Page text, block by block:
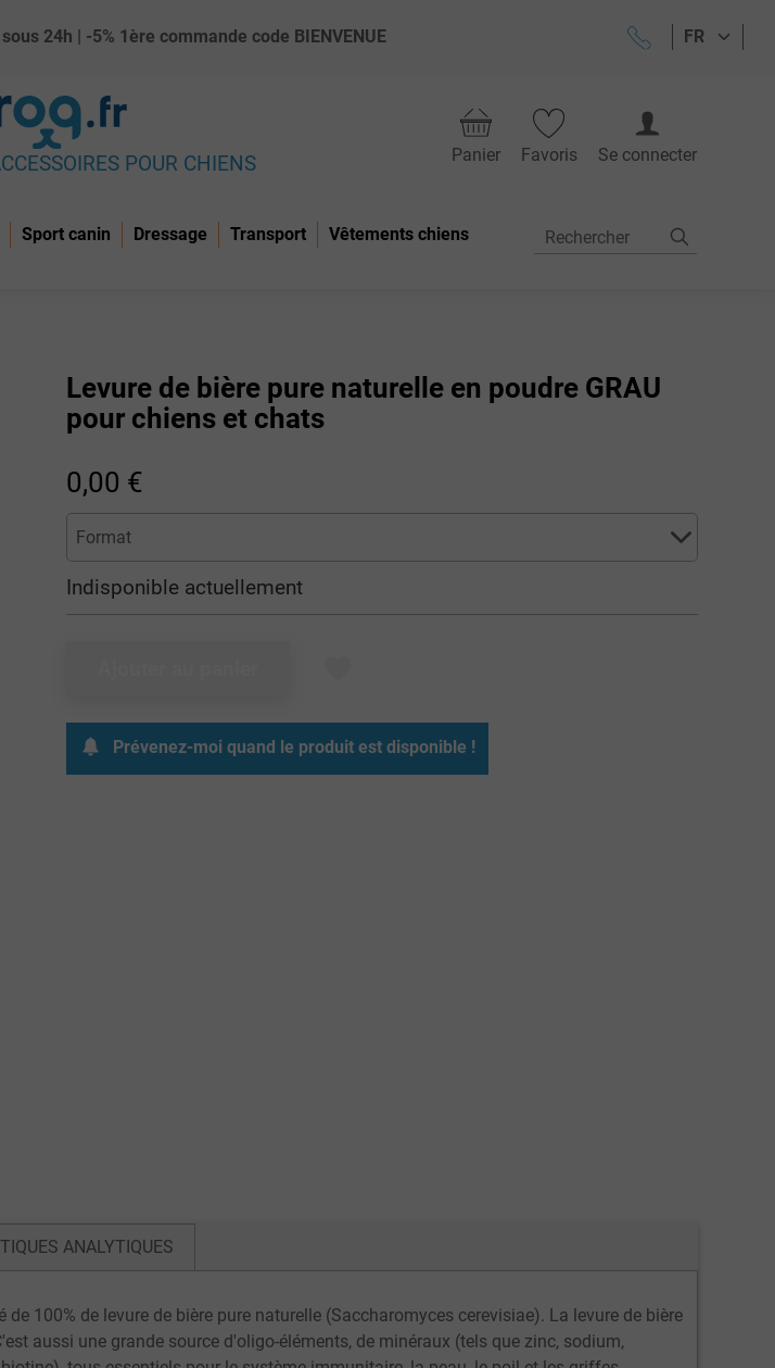
24h | -5% 1ère commande code BIENVENUE FR
POUR CHIENS Panier Favoris Se connecter
Sport canin Dressage Transport Vêtements chiens
Levure de bière pure naturelle en poudre GRAU
pour chiens et chats
0,00 €
Indisponible actuellement
Prévenez-moi quand le produit est disponible !
ANALYTIQUES
de 100% de levure de bière pure naturelle (Saccharomyces cerevisiae). La levure de bière
aussi une grande source d'oligo-éléments, de minéraux (tels que zinc, sodium,